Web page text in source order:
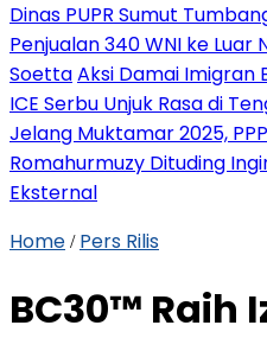
Dinas PUPR Sumut
Penjualan 340 WNI ke Luar
SoettaAksi Damai Imigran
ICE Serbu Unjuk Rasa di
Jelang Muktamar 2025,
Romahurmuzy Dituding
Eksternal
Home / Pers Rilis
BC30™ Raih